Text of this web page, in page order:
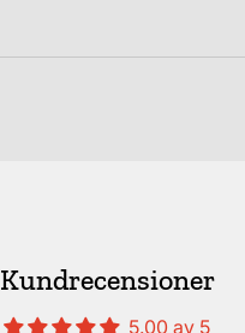
Kundrecensioner
5.00 av 5